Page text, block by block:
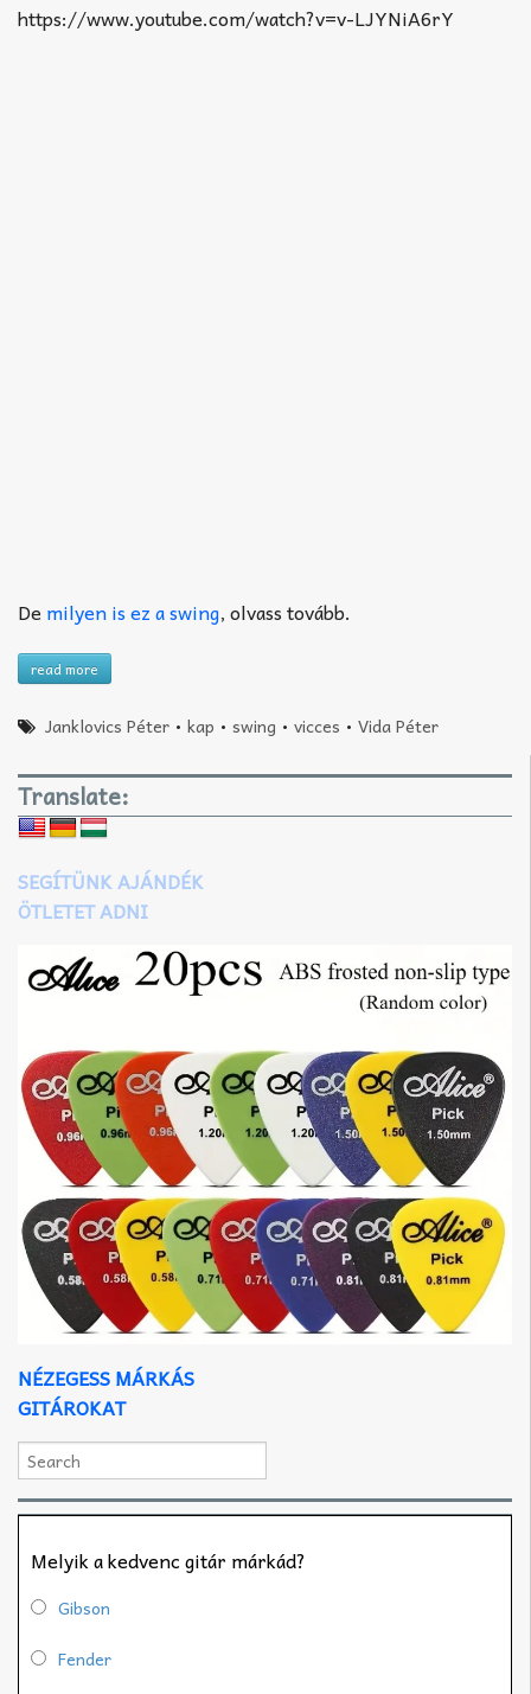
https://www.youtube.com/watch?v=v-LJYNiA6rY
De milyen is ez a swing, olvass tovább.
read more
Janklovics Péter •kap •swing •vicces •Vida Péter
Translate:
SEGÍTÜNK AJÁNDÉK
ÖTLETET ADNI
NÉZEGESS MÁRKÁS
GITÁROKAT
Melyik a kedvenc gitár márkád?
Gibson
Fender